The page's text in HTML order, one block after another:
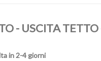
- USCITA
in 2-4 giorni